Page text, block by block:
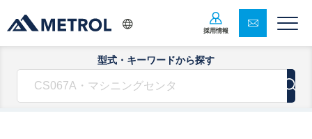
採用情報
型式・キーワードから探す